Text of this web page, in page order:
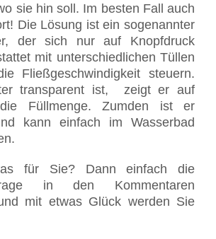
sie hin soll. Im besten Fall auch
Die Lösung ist ein sogenannter
der sich nur auf Knopfdruck
mit unterschiedlichen Tüllen
Fließgeschwindigkeit steuern.
transparent ist, zeigt er auf
Füllmenge. Zumden ist er
kann einfach im Wasserbad
für Sie? Dann einfach die
in den Kommentaren
mit etwas Glück werden Sie